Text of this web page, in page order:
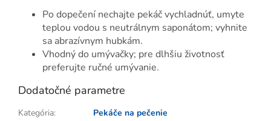
Po dopečení nechajte pekáč vychladnúť, umyte
teplou vodou s neutrálnym saponátom; vyhnite
sa abrazívnym hubkám.
Vhodný do umývačky; pre dlhšiu životnosť
preferujte ručné umývanie.
Dodatočné parametre
Kategória:
Pekáče na pečenie